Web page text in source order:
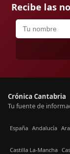
Recibe las
Crónica Cantabria
Tu fuente de
España Andalucía
Castilla La-Mancha